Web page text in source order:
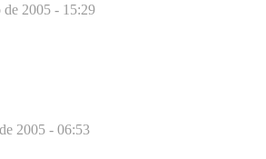
de 2005 - 15:29
2005 - 06:53